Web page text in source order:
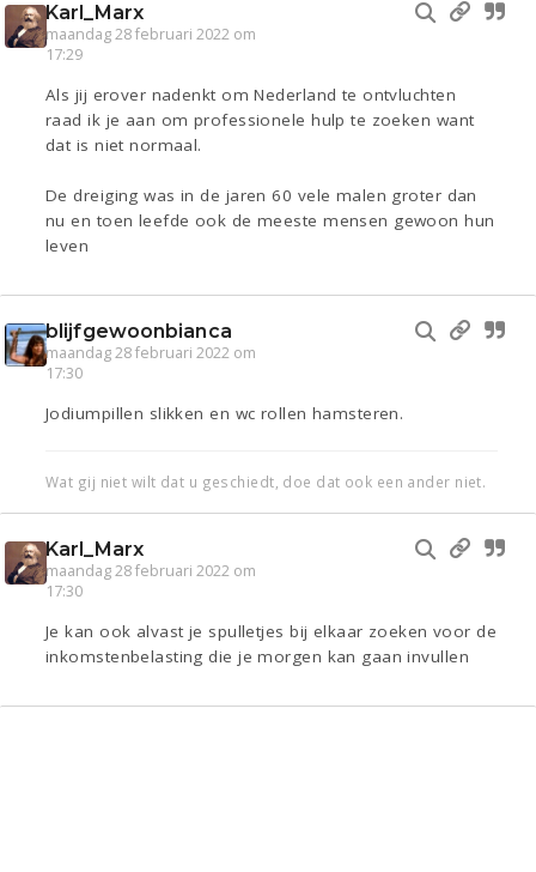
Karl_Marx
maandag 28 februari 2022 om
17:29
Als jij erover nadenkt om Nederland te ontvluchten
raad ik je aan om professionele hulp te zoeken want
dat is niet normaal.
De dreiging was in de jaren 60 vele malen groter dan
nu en toen leefde ook de meeste mensen gewoon hun
leven
blijfgewoonbianca
maandag 28 februari 2022 om
17:30
Jodiumpillen slikken en wc rollen hamsteren.
Wat gij niet wilt dat u geschiedt, doe dat ook een ander niet.
Karl_Marx
maandag 28 februari 2022 om
17:30
Je kan ook alvast je spulletjes bij elkaar zoeken voor de
inkomstenbelasting die je morgen kan gaan invullen